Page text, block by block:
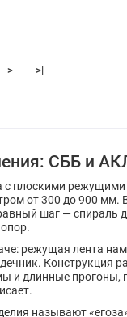
> >|
СББ и
плоскими режущими
от 300 до 900 мм.
шаг — спираль
режущая лента
Конструкция
и длинные прогоны,
называют